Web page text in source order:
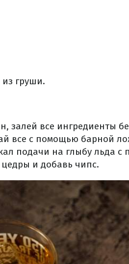
груши.
залей все ингредиенты
все с помощью барной
подачи на глыбу льда с
и добавь чипс.